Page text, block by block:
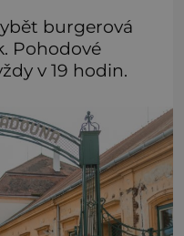
burgerová
Pohodové
v 19 hodin.